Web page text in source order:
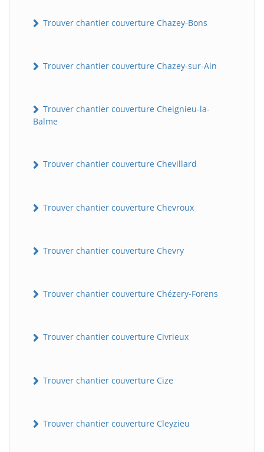
Trouver chantier couverture Chazey-Bons
Trouver chantier couverture Chazey-sur-Ain
Trouver chantier couverture Cheignieu-la-
Balme
Trouver chantier couverture Chevillard
Trouver chantier couverture Chevroux
Trouver chantier couverture Chevry
Trouver chantier couverture Chézery-Forens
Trouver chantier couverture Civrieux
Trouver chantier couverture Cize
Trouver chantier couverture Cleyzieu
B Assistant en ligne